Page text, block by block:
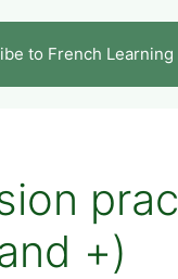
to French
+)